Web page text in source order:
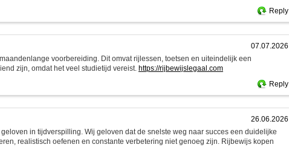
Reply
07.07.2026
voorbereiding. Dit omvat rijlessen, toetsen en uiteindelijk een
zijn, omdat het veel studietijd vereist. https://rijbewijslegaal.com
Reply
26.06.2026
in tijdverspilling. Wij geloven dat de snelste weg naar succes een duidelijke
realistisch oefenen en constante verbetering niet genoeg zijn. Rijbewijs kopen